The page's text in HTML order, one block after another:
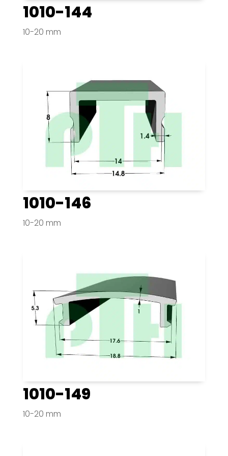
1010-144
10-20 mm
1010-146
10-20 mm
1010-149
10-20 mm